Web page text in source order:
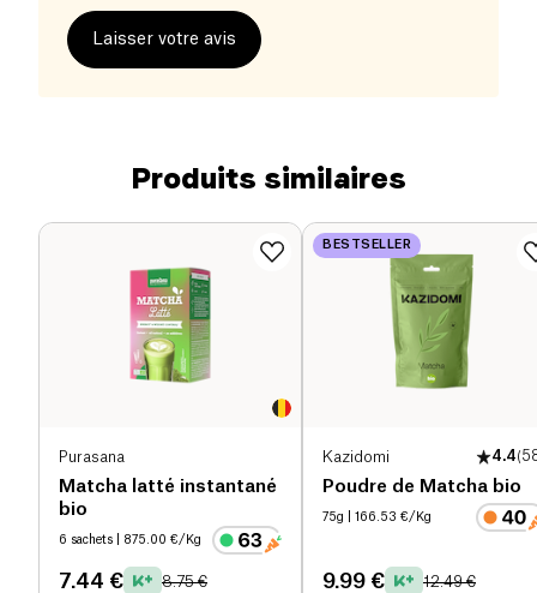
Laisser votre avis
Produits similaires
Purasana
Matcha latté instantané
bio
6 sachets | 875.00 €/Kg
7.44 € 8.75 €
BESTSELLER
Kazidomi 4.4(
Poudre de Matcha bio
75g | 166.53 €/Kg
9.99 € 12.49 €